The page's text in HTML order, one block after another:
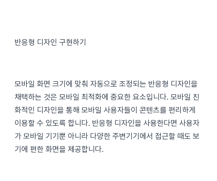
반응형 디자인 구현하기
모바일 화면 크기에 맞춰 자동으로 조정되는 반응형 디자인을
채택하는 것은 모바일 최적화에 중요한 요소입니다. 모바일 친
화적인 디자인을 통해 모바일 사용자들이 콘텐츠를 편리하게
이용할 수 있도록 합니다. 반응형 디자인을 사용한다면 사용자
가 모바일 기기뿐 아니라 다양한 주변기기에서 접근할 때도 보
기에 편한 화면을 제공합니다.